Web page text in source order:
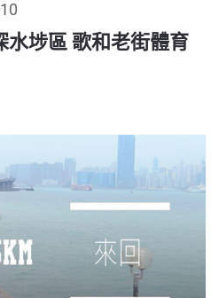
水埗區 歌和老街體育